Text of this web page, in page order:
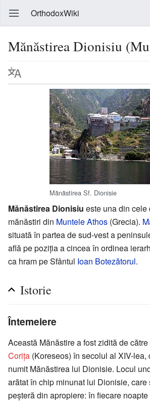
OrthodoxWiki
Mănăstirea Dionisiu
Mănăstirea Sf. Dionisie
Mănăstirea Dionisiu este una din
mănăstiri din Muntele Athos (Grecia).
situată în partea de sud-vest a
află pe poziţia a cincea în ordinea
ca hram pe Sfântul Ioan Botezătorul.
Istorie
Întemeiere
Această Mănăstire a fost zidită de către
Coriţa (Koreseos) în secolul al XIV-lea,
numit Mănăstirea lui Dionisie. Locul
arătat în chip minunat lui Dionisie, care
peşteră din apropiere: în fiecare